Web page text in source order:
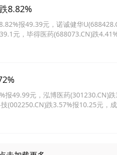
8.82%
报49.39元，诺诚健华
元，毕得医药(688073.CN)跌
49.99元，泓博医药(301230.CN)
跌3.57%报10.25元，